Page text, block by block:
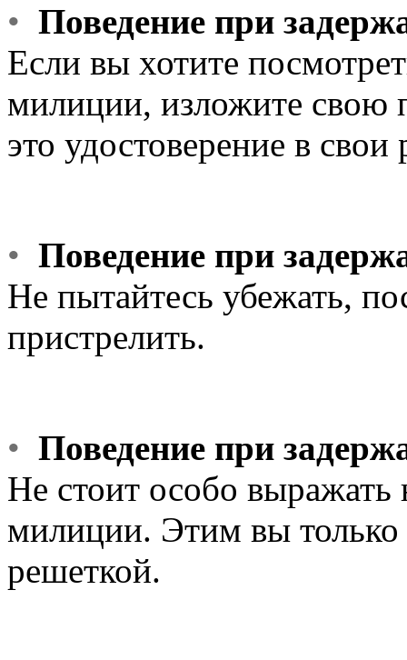
• Поведение при
Если вы хотите
милиции, изложите свою
это удостоверение в свои
• Поведение при
Не пытайтесь убежать,
пристрелить.
• Поведение при
Не стоит особо выражать
милиции. Этим вы только
решеткой.